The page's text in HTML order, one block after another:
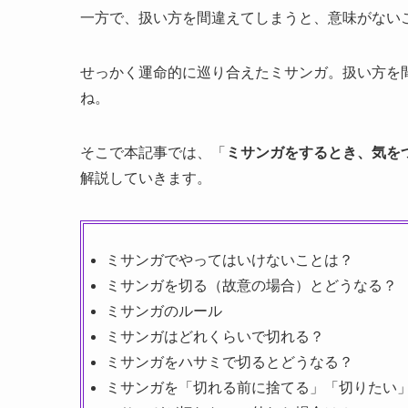
一方で、扱い方を間違えてしまうと、意味がな
せっかく運命的に巡り合えたミサンガ。扱い方
ね。
そこで本記事では、「 ミサンガをするとき、気を
解説していきます。
ミサンガでやってはいけないことは？
ミサンガを切る（故意の場合）とどうなる？
ミサンガのルール
ミサンガはどれくらいで切れる？
ミサンガをハサミで切るとどうなる？
ミサンガを「切れる前に捨てる」「切りたい